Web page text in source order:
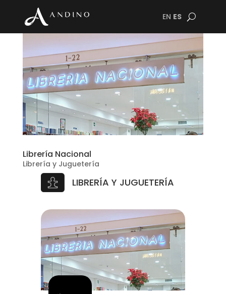
EN ES
Librería Nacional
Librería y Juguetería
LIBRERÍA Y JUGUETERÍA